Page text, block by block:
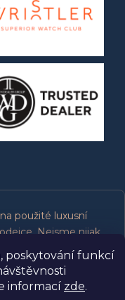
poskytování funkcí
informací zde.
použité luxusní
Nejsme nijak
výrobci
ochranné známky